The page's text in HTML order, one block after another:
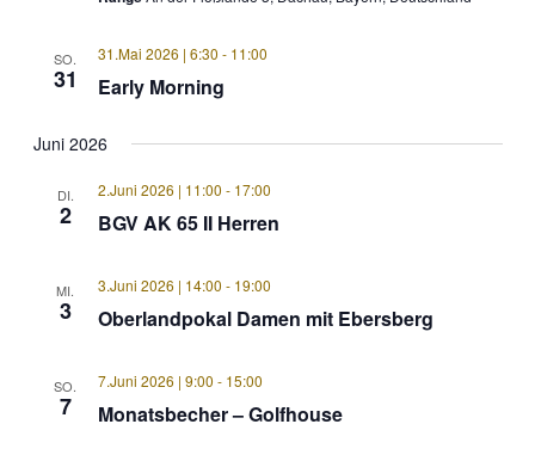
SO.
31 Early Morning
31.Mai 2026 | 6:30 - 11:00
Juni 2026
DI.
2 BGV AK 65 II Herren
2.Juni 2026 | 11:00 - 17:00
MI.
3 Oberlandpokal Damen mit Ebersberg
3.Juni 2026 | 14:00 - 19:00
SO.
7 Monatsbecher – Golfhouse
7.Juni 2026 | 9:00 - 15:00